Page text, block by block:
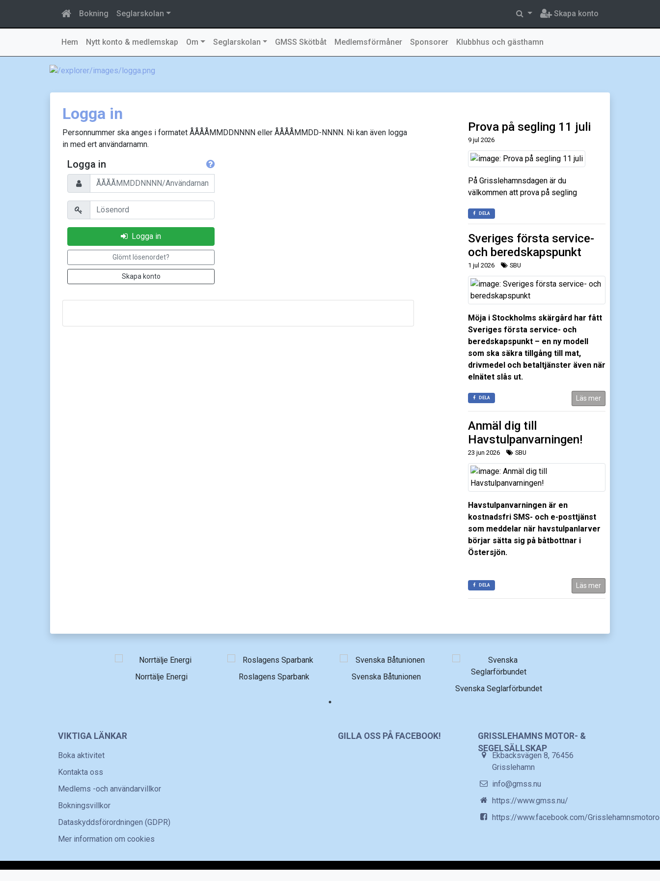
Bokning Seglarskolan Skapa konto
Hem Nytt konto & medlemskap Om Seglarskolan GMSS Skötbåt Medlemsförmåner Sponsorer Klubbhus och gästhamn
Logga in
Personnummer ska anges i formatet ÅÅÅÅMMDDNNNN eller ÅÅÅÅMMDD-NNNN. Ni kan även logga
in med ert användarnamn.
Logga in
Personnummer/Användarnamn
Lösenord
Logga in
Glömt lösenordet?
Skapa konto
Prova på segling 11 juli
9 jul 2026
På Grisslehamnsdagen är du
välkommen att prova på segling
DELA
Sveriges första service-
och beredskapspunkt
1 jul 2026 SBU
Möja i Stockholms skärgård har fått
Sveriges första service- och
beredskapspunkt – en ny modell
som ska säkra tillgång till mat,
drivmedel och betaltjänster även när
elnätet slås ut.
DELA Läs mer
Anmäl dig till
Havstulpanvarningen!
23 jun 2026 SBU
Havstulpanvarningen är en
kostnadsfri SMS- och e-posttjänst
som meddelar när havstulpanlarver
börjar sätta sig på båtbottnar i
Östersjön.
DELA Läs mer
Norrtälje Energi Roslagens Sparbank
Svenska Båtunionen
Svenska Seglarförbundet
VIKTIGA LÄNKAR
Boka aktivitet
Kontakta oss
Medlems -och användarvillkor
Bokningsvillkor
Dataskyddsförordningen (GDPR)
Mer information om cookies
GILLA OSS PÅ FACEBOOK!
GRISSLEHAMNS MOTOR- &
SEGELSÄLLSKAP
Ekbacksvägen 8, 76456
Grisslehamn
info@gmss.nu
https://www.gmss.nu/
https://www.facebook.com/